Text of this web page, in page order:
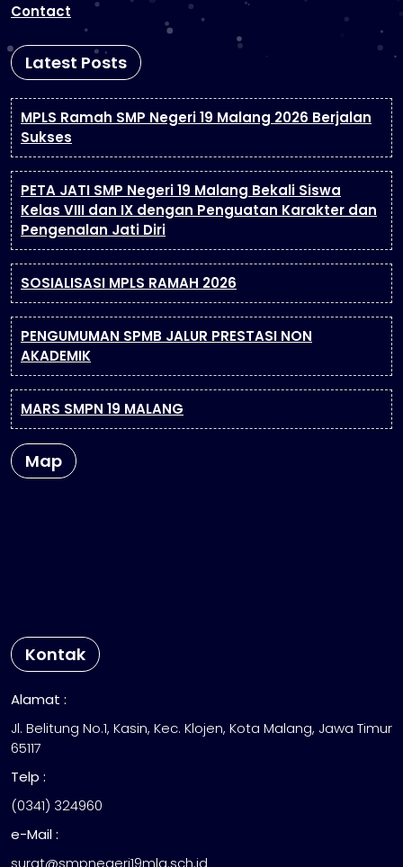
Contact
Latest Posts
MPLS Ramah SMP Negeri 19 Malang 2026 Berjalan
Sukses
PETA JATI SMP Negeri 19 Malang Bekali Siswa
Kelas VIII dan IX dengan Penguatan Karakter dan
Pengenalan Jati Diri
SOSIALISASI MPLS RAMAH 2026
PENGUMUMAN SPMB JALUR PRESTASI NON
AKADEMIK
MARS SMPN 19 MALANG
Map
Kontak
Alamat :
Jl. Belitung No.1, Kasin, Kec. Klojen, Kota Malang, Jawa Timur
65117
Telp :
(0341) 324960
e-Mail :
surat@smpnegeri19mlg.sch.id